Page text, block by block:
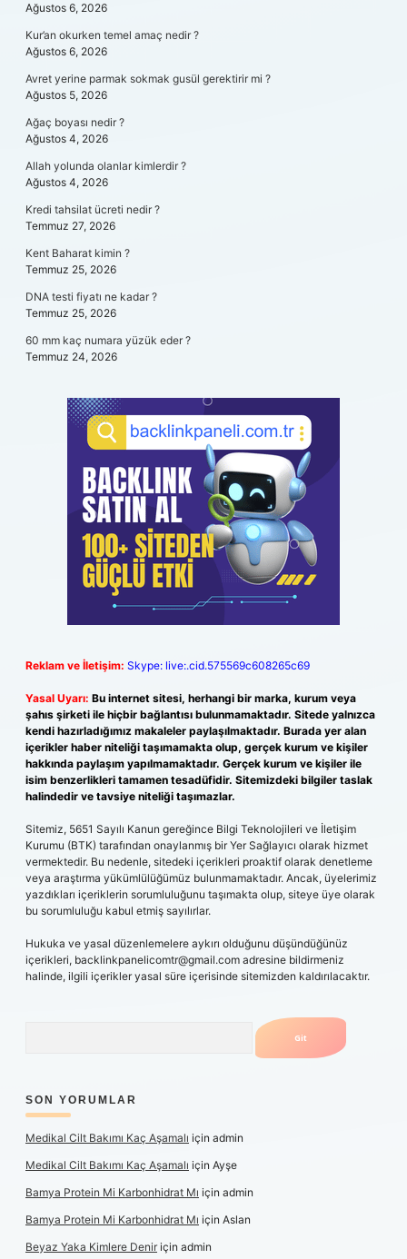
Ağustos 6, 2026
Kur’an okurken temel amaç nedir ?
Ağustos 6, 2026
Avret yerine parmak sokmak gusül gerektirir mi ?
Ağustos 5, 2026
Ağaç boyası nedir ?
Ağustos 4, 2026
Allah yolunda olanlar kimlerdir ?
Ağustos 4, 2026
Kredi tahsilat ücreti nedir ?
Temmuz 27, 2026
Kent Baharat kimin ?
Temmuz 25, 2026
DNA testi fiyatı ne kadar ?
Temmuz 25, 2026
60 mm kaç numara yüzük eder ?
Temmuz 24, 2026
Reklam ve İletişim: Skype: live:.cid.575569c608265c69
Yasal Uyarı: Bu internet sitesi, herhangi bir marka, kurum veya
şahıs şirketi ile hiçbir bağlantısı bulunmamaktadır. Sitede yalnızca
kendi hazırladığımız makaleler paylaşılmaktadır. Burada yer alan
içerikler haber niteliği taşımamakta olup, gerçek kurum ve kişiler
hakkında paylaşım yapılmamaktadır. Gerçek kurum ve kişiler ile
isim benzerlikleri tamamen tesadüfidir. Sitemizdeki bilgiler taslak
halindedir ve tavsiye niteliği taşımazlar.
Sitemiz, 5651 Sayılı Kanun gereğince Bilgi Teknolojileri ve İletişim
Kurumu (BTK) tarafından onaylanmış bir Yer Sağlayıcı olarak hizmet
vermektedir. Bu nedenle, sitedeki içerikleri proaktif olarak denetleme
veya araştırma yükümlülüğümüz bulunmamaktadır. Ancak, üyelerimiz
yazdıkları içeriklerin sorumluluğunu taşımakta olup, siteye üye olarak
bu sorumluluğu kabul etmiş sayılırlar.
Hukuka ve yasal düzenlemelere aykırı olduğunu düşündüğünüz
içerikleri, backlinkpanelicomtr@gmail.com adresine bildirmeniz
halinde, ilgili içerikler yasal süre içerisinde sitemizden kaldırılacaktır.
SON YORUMLAR
Medikal Cilt Bakımı Kaç Aşamalı için admin
Medikal Cilt Bakımı Kaç Aşamalı için Ayşe
Bamya Protein Mi Karbonhidrat Mı için admin
Bamya Protein Mi Karbonhidrat Mı için Aslan
Beyaz Yaka Kimlere Deniriçin admin